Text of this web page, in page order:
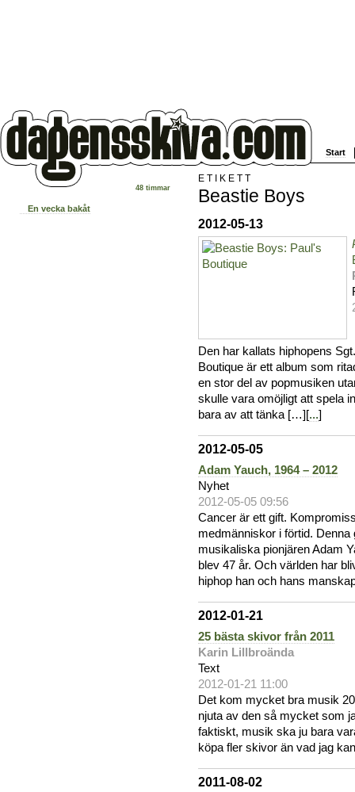
Start
48 timmar
En vecka bakåt
ETIKETT
Beastie Boys
2012-05-13
Den har kallats hiphopens
Boutique är ett album som
en stor del av popmusiken
skulle vara omöjligt att spela
bara av att tänka […][...]
2012-05-05
Adam Yauch, 1964 – 2012
Nyhet
2012-05-05 09:56
Cancer är ett gift.
medmänniskor i förtid.
musikaliska pionjären Adam
blev 47 år. Och världen har
hiphop han och hans
2012-01-21
25 bästa skivor från 2011
Karin Lillbroända
Text
2012-01-21 11:00
Det kom mycket bra musik
njuta av den så mycket som
faktiskt, musik ska ju bara
köpa fler skivor än vad jag
2011-08-02